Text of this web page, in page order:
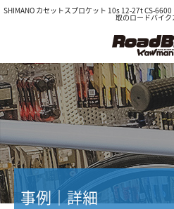
SHIMANO カセットスプロケット 10s 12-27t CS-
取のロードバイク
事例｜詳細